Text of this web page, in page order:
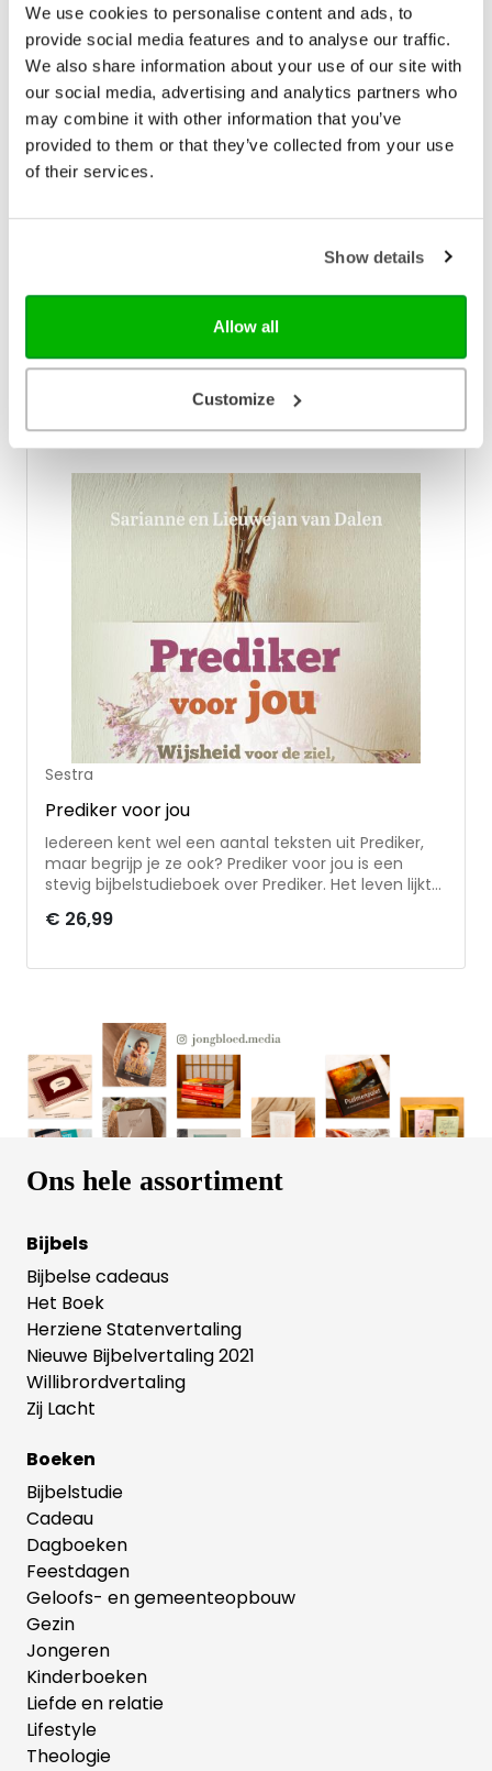
We use cookies to personalise content and ads, to
provide social media features and to analyse our traffic.
We also share information about your use of our site with
our social media, advertising and analytics partners who
may combine it with other information that you’ve
provided to them or that they’ve collected from your use
of their services.
Show details
Allow all
Customize
Verschijningsdatum
2023-05-22
NUR-code
707
Auteur
Sarianne van Dalen
Taal
Nederlands
Bekijk ook eens
Sestra
Prediker voor jou
Iedereen kent wel een aantal teksten uit Prediker,
maar begrijp je ze ook? Prediker voor jou is een
stevig bijbelstudieboek over Prediker. Het leven lijkt
en vreugde zijn er ook! In dit boek gaan de auteurs
gebrokenheid van dit bestaan, maar ook naar de
een duidelijke uitleg van de bijbeltekst en de
boodschap van Prediker, gevolgd door
laagdrempelige overdenkingen en praktische
opdrachten voor verdere verwerking. Geschikt om
alleen te lezen, maar ook voor bijbelstudie- of
gespreksgroepen. Bij de bijbelstudies zijn ook
€ 26,99
Ons hele assortiment
Bijbels
Bijbelse cadeaus
Het Boek
Herziene Statenvertaling
Nieuwe Bijbelvertaling 2021
Willibrordvertaling
Zij Lacht
Boeken
Bijbelstudie
Cadeau
Dagboeken
Feestdagen
Geloofs- en gemeenteopbouw
Gezin
Jongeren
Kinderboeken
Liefde en relatie
Lifestyle
Theologie